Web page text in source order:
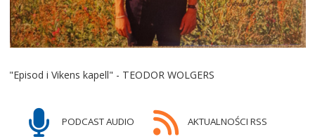
"Episod i Vikens kapell" - TEODOR WOLGERS
PODCAST AUDIO AKTUALNOŚCI RSS